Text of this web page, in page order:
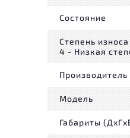
Состояние
Степень износа
4 - Низкая
Производитель
Модель
Габариты